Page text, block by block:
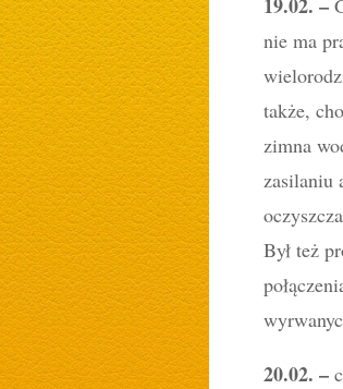
nie ma
także,
zimna
zasilaniu
Był też
20.02. –